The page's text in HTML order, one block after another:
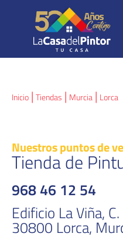
Inicio | Tiendas | Murcia | Lorca
Nuestrospuntos de
Tienda de
968 46 12 54
Edificio La Viña,
30800 Lorca,